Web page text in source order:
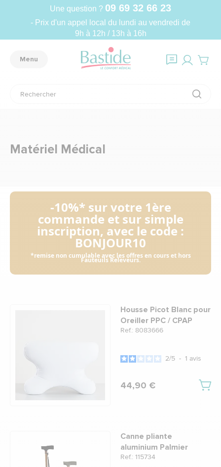
Une question ? 09 69 32 66 23
- Prix d'un appel local du lundi au vendredi de
9h à 12h / 13h à 16h
Menu
Matériel Médical
-10%* sur votre 1ère
commande et sur simple
inscription, avec le code :
BONJOUR10
*remise non cumulable avec les offres en cours et hors
Fauteuils Releveurs.
Housse Picot Blanc pour
Oreiller PPC / CPAP
Ref.: 8083666
2/5 - 1 avis
44,90 €
Canne pliante
aluminium Palmier
Ref.: 115734